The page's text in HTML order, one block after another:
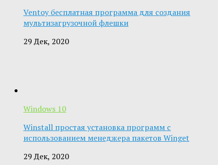
Ventoy бесплатная программа для создания
мультизагрузочной флешки
29 Дек, 2020
Windows 10
Winstall простая установка программ с
использованием менеджера пакетов Winget
29 Дек, 2020